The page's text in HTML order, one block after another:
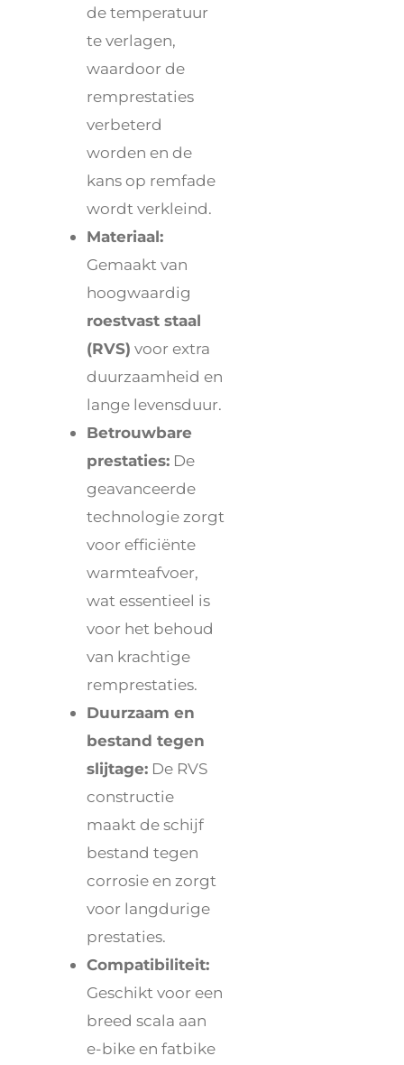
de temperatuur
te verlagen,
waardoor de
remprestaties
verbeterd
worden en de
kans op remfade
wordt verkleind.
Materiaal:
Gemaakt van
hoogwaardig
roestvast staal
(RVS) voor extra
duurzaamheid en
lange levensduur.
Betrouwbare
prestaties: De
geavanceerde
technologie zorgt
voor efficiënte
warmteafvoer,
wat essentieel is
voor het behoud
van krachtige
remprestaties.
Duurzaam en
bestand tegen
slijtage: De RVS
constructie
maakt de schijf
bestand tegen
corrosie en zorgt
voor langdurige
prestaties.
Compatibiliteit:
Geschikt voor een
breed scala aan
e-bike en fatbike